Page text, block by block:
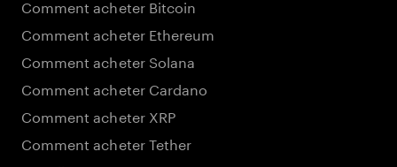
Comment acheter Bitcoin
Comment acheter Ethereum
Comment acheter Solana
Comment acheter Cardano
Comment acheter XRP
Comment acheter Tether